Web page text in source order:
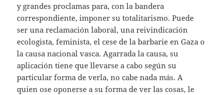
y grandes proclamas para, con la bandera
correspondiente, imponer su totalitarismo. Puede
ser una reclamación laboral, una reivindicación
ecologista, feminista, el cese de la barbarie en Gaza o
la causa nacional vasca. Agarrada la causa, su
aplicación tiene que llevarse a cabo según su
particular forma de verla, no cabe nada más. A
quien ose oponerse a su forma de ver las cosas, le